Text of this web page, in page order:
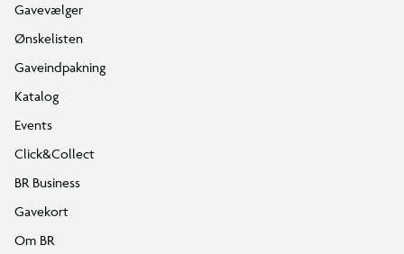
Gavevælger
Ønskelisten
Gaveindpakning
Katalog
Events
Click&Collect
BR Business
Gavekort
Om BR